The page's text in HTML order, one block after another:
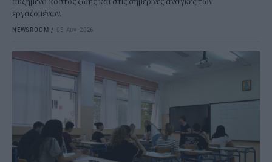
εργαζομένων.
NEWSROOM / 05 Αυγ 2026